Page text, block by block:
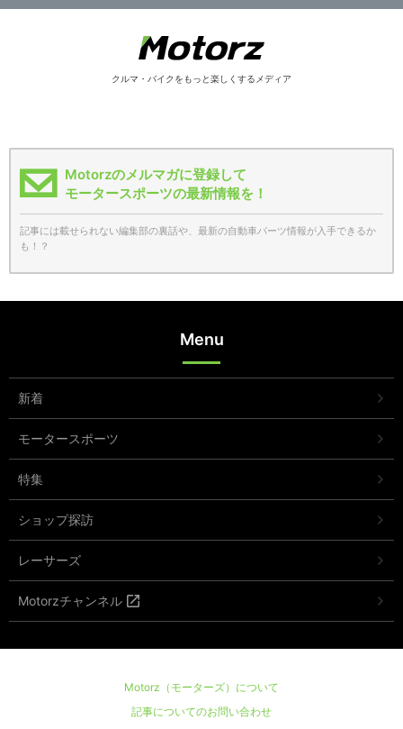
クルマ・バイクをもっと楽しくするメディア
Motorzのメルマガに登録して
モータースポーツの最新情報を！
記事には載せられない編集部の裏話や、最新の自動車パーツ情報が入手できるか
も！？
Menu
新着
モータースポーツ
特集
ショップ探訪
レーサーズ
Motorzチャンネル
Motorz（モーターズ）について
記事についてのお問い合わせ